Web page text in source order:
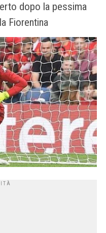
dopo la pessima
Fiorentina